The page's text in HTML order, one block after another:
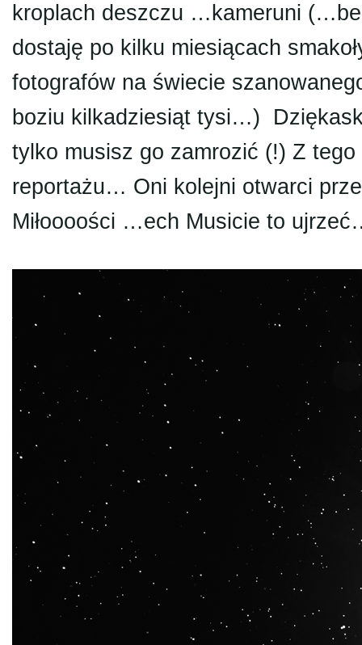
kroplach deszczu …kameruni
dostaję po kilku miesiącach
fotografów na świecie
boziu kilkadziesiąt tysi…)
tylko musisz go zamrozić (!) Z
reportażu… Oni kolejni otwarci
Miłoooości …ech Musicie to